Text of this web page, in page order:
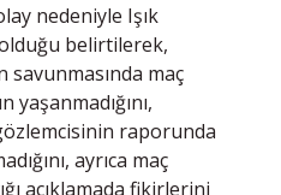
nedeniyle Işık
belirtilerek,
savunmasında maç
yaşanmadığını,
raporunda
ayrıca maç
açıklamada fikirlerini